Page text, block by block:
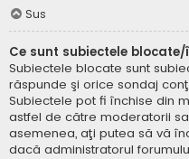
Sus
Ce sunt subiectele blocate/
Subiectele blocate sunt
răspunde şi orice sondaj
Subiectele pot fi închise din
astfel de către moderatorii
asemenea, aţi putea să vă
dacă administratorul